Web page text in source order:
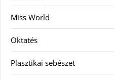
Miss World
Oktatés
Plasztikai sebészet